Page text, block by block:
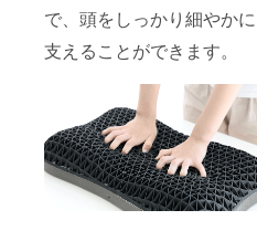
で、頭をしっかり細やかに
支えることができます。